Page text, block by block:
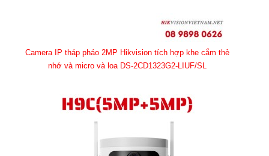
Camera IP tháp pháo 2MP Hikvision tích hợp khe cắm thẻ
nhớ và micro và loa DS-2CD1323G2-LIUF/SL